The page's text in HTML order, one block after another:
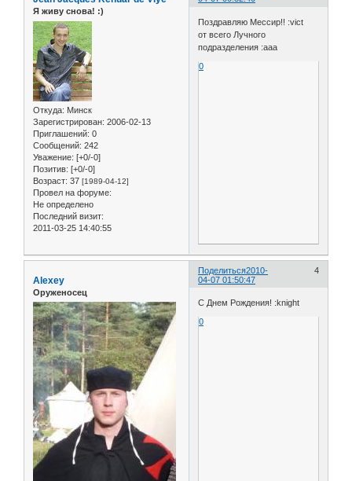
Я живу снова! :)
Откуда: Минск
Зарегистрирован: 2006-02-13
Приглашений: 0
Сообщений: 242
Уважение: [+0/-0]
Позитив: [+0/-0]
Возраст: 37 [1989-04-12]
Провел на форуме:
Не определено
Последний визит:
2011-03-25 14:40:55
Поздравляю Мессир!! :vict
от всего Лучного
подразделения :aaa
0
Поделиться 4
2010-
04-07 01:50:47
Alexey
Оруженосец
С Днем Рождения! :knight
0